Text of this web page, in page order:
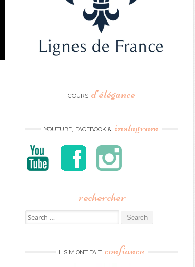
COURS d’élégance
YOUTUBE, FACEBOOK & instagram
rechercher
Search
for:
ILS M’ONT FAIT confiance